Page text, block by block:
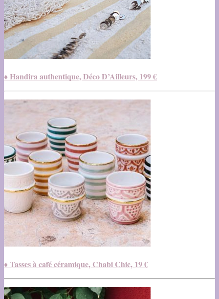
♦ Handira authentique, Déco D’Ailleurs, 199 €
♦ Tasses à café céramique, Chabi Chic, 19 €